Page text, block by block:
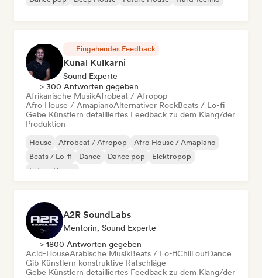
Eingehendes Feedback
Kunal Kulkarni
Sound Experte
> 300 Antworten gegeben
Afrikanische MusikAfrobeat / Afropop
Afro House / AmapianoAlternativer RockBeats / Lo-fi
Gebe Künstlern detailliertes Feedback zu dem Klang/der
Produktion
House Afrobeat / Afropop
Afro House / Amapiano
Beats / Lo-fi
Dance Dance pop
Elektropop
Future House
A2R SoundLabs
Mentorin, Sound Experte
> 1800 Antworten gegeben
Acid-HouseArabische MusikBeats / Lo-fiChill outDance
Gib Künstlern konstruktive Ratschläge
Gebe Künstlern detailliertes Feedback zu dem Klang/der